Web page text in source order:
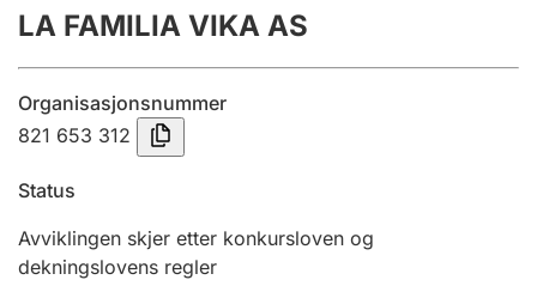
Innsending og forsinkelsesgebyr
Tinglysing
Jeger
Betaling og jegeravgiftskort
LA FAMILIA VIKA AS
Organisasjonsnummer
821 653 312
Status
Avviklingen skjer etter konkursloven og
dekningslovens regler